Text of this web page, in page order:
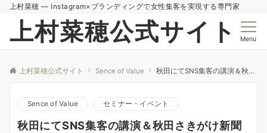
上村菜穂 — Instagram×ブランディングで女性集客を実現する専門家
上村菜穂公式サイト Menu
上村菜穂公式サイト Sence of Value 秋田にてSNS集客の講演＆秋田さきがけ新聞に掲載していただきました
Sence of Value セミナー・イベント
秋田にてSNS集客の講演＆秋田さきがけ新聞